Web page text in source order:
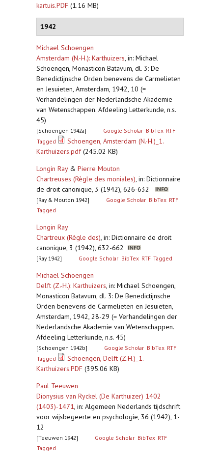
kartuis.PDF (1.16 MB)
1942
Michael Schoengen
Amsterdam (N.-H.): Karthuizers, in: Michael
Schoengen, Monasticon Batavum, dl. 3: De
Benedictijnsche Orden benevens de Carmelieten
en Jesuieten, Amsterdam, 1942, 10 (=
Verhandelingen der Nederlandsche Akademie
van Wetenschappen. Afdeeling Letterkunde, n.s.
45)
[Schoengen 1942a] Google Scholar BibTex RTF
Tagged
Schoengen, Amsterdam (N.-H.)_1.
Karthuizers.pdf(245.02 KB)
Longin Ray& Pierre Mouton
Chartreuses (Règle des moniales), in: Dictionnaire
de droit canonique, 3 (1942), 626-632
[Ray & Mouton 1942] Google Scholar BibTex RTF
Tagged
Longin Ray
Chartreux (Règle des), in: Dictionnaire de droit
canonique, 3 (1942), 632-662
[Ray 1942] Google Scholar BibTex RTF Tagged
Michael Schoengen
Delft (Z.-H.): Karthuizers, in: Michael Schoengen,
Monasticon Batavum, dl. 3: De Benedictijnsche
Orden benevens de Carmelieten en Jesuieten,
Amsterdam, 1942, 28-29 (= Verhandelingen der
Nederlandsche Akademie van Wetenschappen.
Afdeeling Letterkunde, n.s. 45)
[Schoengen 1942b] Google Scholar BibTex RTF
Tagged
Schoengen, Delft (Z.H.)_1.
Karthuizers.PDF (395.06 KB)
Paul Teeuwen
Dionysius van Ryckel (De Karthuizer) 1402
(1403)-1471, in: Algemeen Nederlands tijdschrift
voor wijsbegeerte en psychologie, 36 (1942), 1-
12
[Teeuwen 1942] Google Scholar BibTex RTF
Tagged